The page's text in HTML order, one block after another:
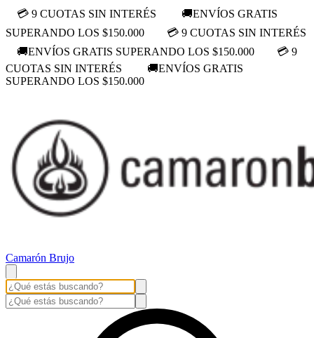
💳 9 CUOTAS SIN INTERÉS
🚚ENVÍOS GRATIS
SUPERANDO LOS $150.000
💳 9 CUOTAS SIN INTERÉS
🚚ENVÍOS GRATIS SUPERANDO LOS $150.000
💳 9
CUOTAS SIN INTERÉS
🚚ENVÍOS GRATIS
SUPERANDO LOS $150.000
Camarón Brujo